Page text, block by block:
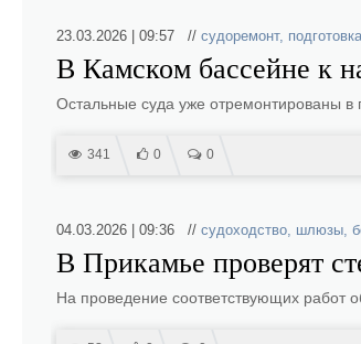
23.03.2026 | 09:57 // судоремонт,
В Камском бассейне к
Остальные суда уже отремонтированы в
341 0 0
04.03.2026 | 09:36 // судоходство, шлюзы,
В Прикамье проверят
На проведение соответствующих работ